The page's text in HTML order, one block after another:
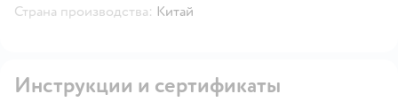
Страна производства: Китай
Инструкции и сертификаты